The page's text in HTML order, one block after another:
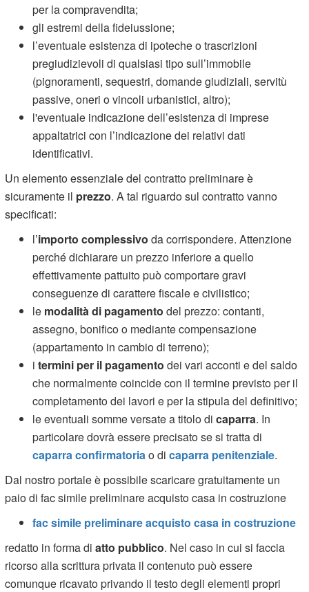
per la compravendita;
gli estremi della fideiussione;
l’eventuale esistenza di ipoteche o trascrizioni
pregiudizievoli di qualsiasi tipo sull’immobile
(pignoramenti, sequestri, domande giudiziali, servitù
passive, oneri o vincoli urbanistici, altro);
l'eventuale indicazione dell’esistenza di imprese
appaltatrici con l’indicazione dei relativi dati
identificativi.
Un elemento essenziale del contratto preliminare è
sicuramente il prezzo. A tal riguardo sul contratto vanno
specificati:
l’importo complessivo da corrispondere. Attenzione
perché dichiarare un prezzo inferiore a quello
effettivamente pattuito può comportare gravi
conseguenze di carattere fiscale e civilistico;
le modalità di pagamento del prezzo: contanti,
assegno, bonifico o mediante compensazione
(appartamento in cambio di terreno);
itermini per il pagamento dei vari acconti e del saldo
che normalmente coincide con il termine previsto per il
completamento dei lavori e per la stipula del definitivo;
le eventuali somme versate a titolo dicaparra. In
particolare dovrà essere precisato se si tratta di
caparra confirmatoria o dicaparra penitenziale.
Dal nostro portale è possibile scaricare gratuitamente un
paio di fac simile preliminare acquisto casa in costruzione
fac simile preliminare acquisto casa in costruzione
redatto in forma diatto pubblico. Nel caso in cui si faccia
ricorso alla scrittura privata il contenuto può essere
comunque ricavato privando il testo degli elementi propri